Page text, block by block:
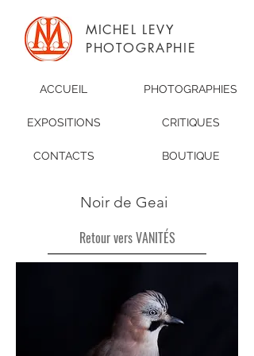
MICHEL LEVY
PHOTOGRAPHIE
ACCUEIL PHOTOGRAPHIES
EXPOSITIONS CRITIQUES
CONTACTS BOUTIQUE
Noir de Geai
Retour vers VANITÉS